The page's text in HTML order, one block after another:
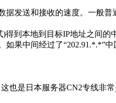
送和接收的速度。一般普
到本地到目标IP地址之间的
果中间经过了“202.91.*.*”
是日本服务器CN2专线非